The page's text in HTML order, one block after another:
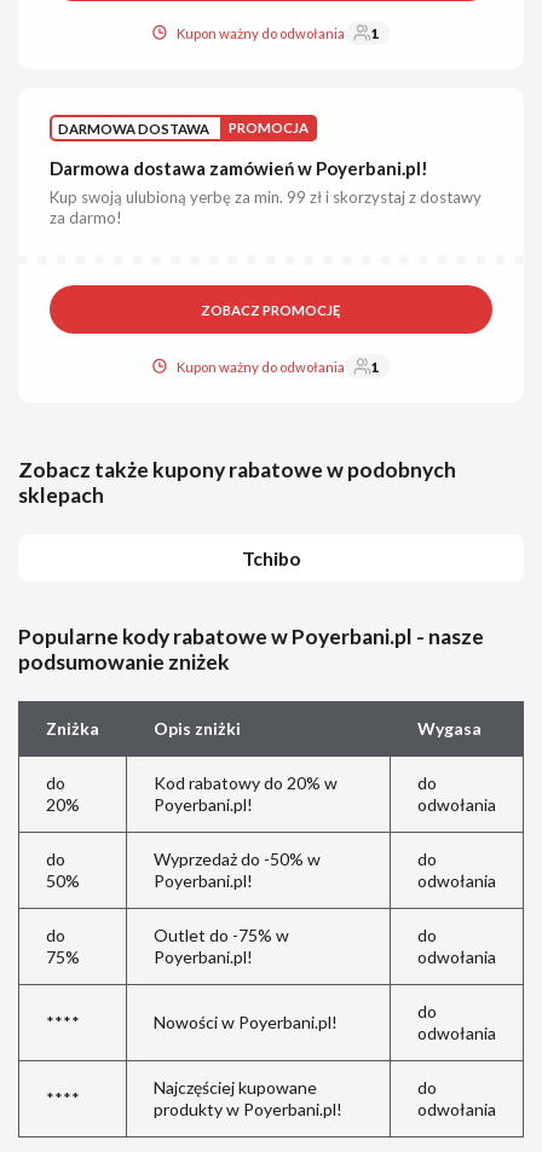
Kupon ważny do odwołania 1
DARMOWA DOSTAWA PROMOCJA
Darmowa dostawa zamówień w Poyerbani.pl!
Kup swoją ulubioną yerbę za min. 99 zł i skorzystaj z dostawy
za darmo!
ZOBACZ PROMOCJĘ
Kupon ważny do odwołania 1
Zobacz także kupony rabatowe w podobnych
sklepach
Tchibo
Popularne kody rabatowe w Poyerbani.pl - nasze
podsumowanie zniżek
Zniżka Opis zniżki Wygasa
do
20%
Kod rabatowy do 20% w
Poyerbani.pl!
do
odwołania
do
50%
Wyprzedaż do -50% w
Poyerbani.pl!
do
odwołania
do
75%
Outlet do -75% w
Poyerbani.pl!
do
odwołania
**** Nowości w Poyerbani.pl!
do
odwołania
****
Najczęściej kupowane
produkty w Poyerbani.pl!
do
odwołania